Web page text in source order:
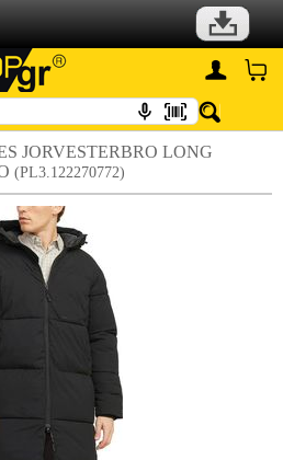
JORVESTERBRO LONG
(PL3.122270772)